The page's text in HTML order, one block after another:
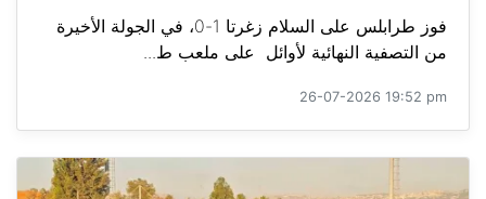
فوز طرابلس على السلام زغرتا 1-0، في الجولة الأخيرة
من التصفية النهائية لأوائل على ملعب ط...
26-07-2026 19:52 pm